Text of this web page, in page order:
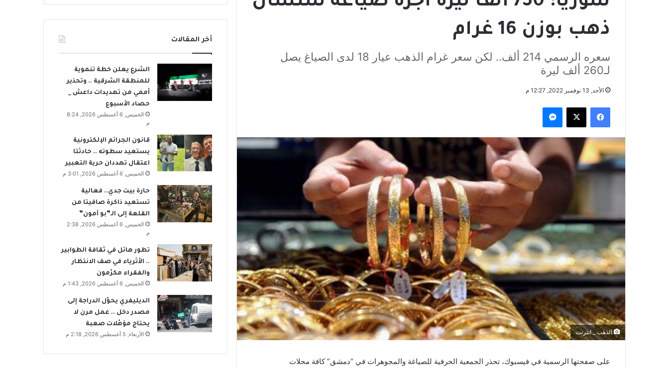
ذهب بوزن 16 غرام
سعره الرسمي 214 ألف.. لكن سعر غرام الذهب عيار 18 لدى الصياغ يصل
لـ260 ألف ليرة
الأحد, 13 نوفمبر 2022, 12:27 م
فيسبوك
الذهب _ انترنت
على صفحتها الرسمية في فيسبوك، تحذر الجمعية الحرفية للصياغة والمجوهرات في “دمشق” كافة محلات
أخر المقالات
الشرع يعلن خطة تنموية
للمنطقة الشرقية .. وتحذير
أممي من تهديدات داعش _
حصاد الأسبوع
الخميس, 6 أغسطس 2026, 8:24
م
قانون الجرائم الإلكترونية
يستعيد سطوته .. حادثتا
اعتقال تهددان حرية التعبير
الخميس, 6 أغسطس 2026, 3:01 م
حارة بيت جدي.. فعالية
تستعيد ذاكرة صافيتا من
القلعة إلى الـ”بو آمون”
الخميس, 6 أغسطس 2026, 2:38
م
تطور هائل في ثقافة الطوابير
.. الأثرياء في صف الانتظار
والفقراء مكرّمون
الخميس, 6 أغسطس 2026, 1:43 م
الديليفري يحوّل الدراجة إلى
مصدر دخل .. عمل مرن لا
يحتاج مؤهّلات صعبة
الأربعاء, 5 أغسطس 2026, 2:18 م